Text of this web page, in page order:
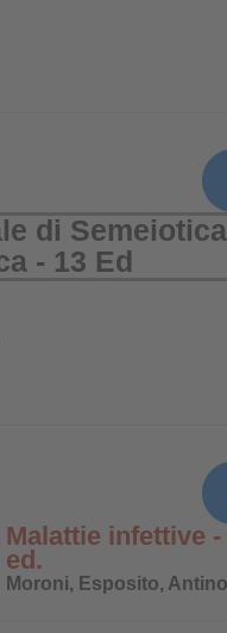
Malattie infettive -
ed.
Moroni, Esposito,